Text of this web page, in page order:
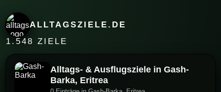
ALLTAGSZIELE.DE
1.548 ZIELE
Alltags- & Ausflugsziele in Gash-
Barka, Eritrea